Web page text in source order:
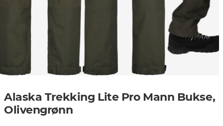
Alaska Trekking Lite Pro Mann Bukse,
Olivengrønn